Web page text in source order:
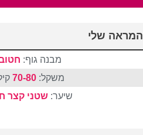
המראה שלי
מבנה גוף:
משקל: 70-80
שיער:שטני קצר